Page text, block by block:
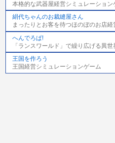
本格的な武器屋経営シミュレーション
絹代ちゃんのお裁縫屋さん
まったりとお客を待つほのぼのお店
へんでろぱ!
「ランスワールド」で繰り広げる異
王国を作ろう
王国経営シミュレーションゲーム